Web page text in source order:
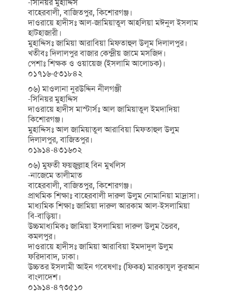
-সিনিয়র মুহাদ্দিস
বাহেরবালী, বাজিতপুর, কিশোরগঞ্জ।
দাওরায়ে হাদীসঃ আল-জামিয়াতুল আহলিয়া মঈনুল ইসলাম
হাটহাজারী।
মুহাদ্দিসঃ জামিয়া আরাবিয়া মিফতাহুল উলূম দিলালপুর।
খতীবঃ দিলালপুর বাজার কেন্দ্রীয় জামে মসজিদ।
পেশাঃ শিক্ষক ও ওয়ায়েজ (ইসলামি আলোচক)।
০১৭১৬-৫৩১৮৪২
০৬) মাওলানা নুরউদ্দিন নীলগঞ্জী
-সিনিয়র মুহাদ্দিস
দাওরায়ে হাদীস মাস্টার্সঃ আল জামিয়াতুল ইমদাদিয়া
কিশোরগঞ্জ।
মুহাদ্দিসঃ আল জামিয়াতুল আরাবিয়া মিফতাহুল উলুম
দিলালপুর, বাজিতপুর।
০১৯১৪-৪৩১৬০২
০৬) মুফতী ফয়জুল্লাহ বিন মুখলিস
-নাজেমে তালীমাত
বাহেরবালী, বাজিতপুর, কিশোরগঞ্জ।
প্রাথমিক শিক্ষাঃ বাহেরবালী দারুল উলুম নোমানিয়া মাদ্রাসা।
মাধ্যমিক শিক্ষাঃ জামিয়া দারুল আরকাম আল-ইসলামিয়া
বি-বাড়িয়া।
উচ্চমাধ্যমিকঃ জামিয়া ইসলামিয়া দারুল উলুম ভৈরব,
কমলপুর।
দাওরায়ে হাদীসঃ জামিয়া আরাবিয়া ইমদাদুল উলুম
ফরিদাবাদ, ঢাকা।
উচ্চতর ইসলামী আইন গবেষণাঃ (ফিকহ) মারকাযুল কুরআন
বাংলাদেশ।
০১৯১৪-৪৭৩৫১০